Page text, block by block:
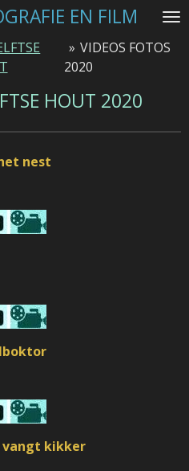
EN FILM
» VIDEOS FOTOS
2020
HOUT 2020
nest
vangt kikker